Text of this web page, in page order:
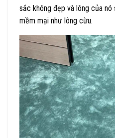
sắc không đẹp và lông của
mềm mại như lông cừu.